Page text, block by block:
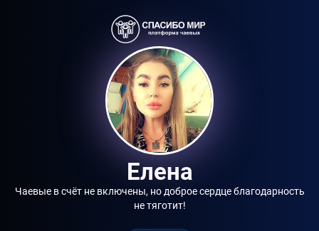
Елена
Чаевые в счёт не включены, но доброе сердце благодарность
не тяготит!